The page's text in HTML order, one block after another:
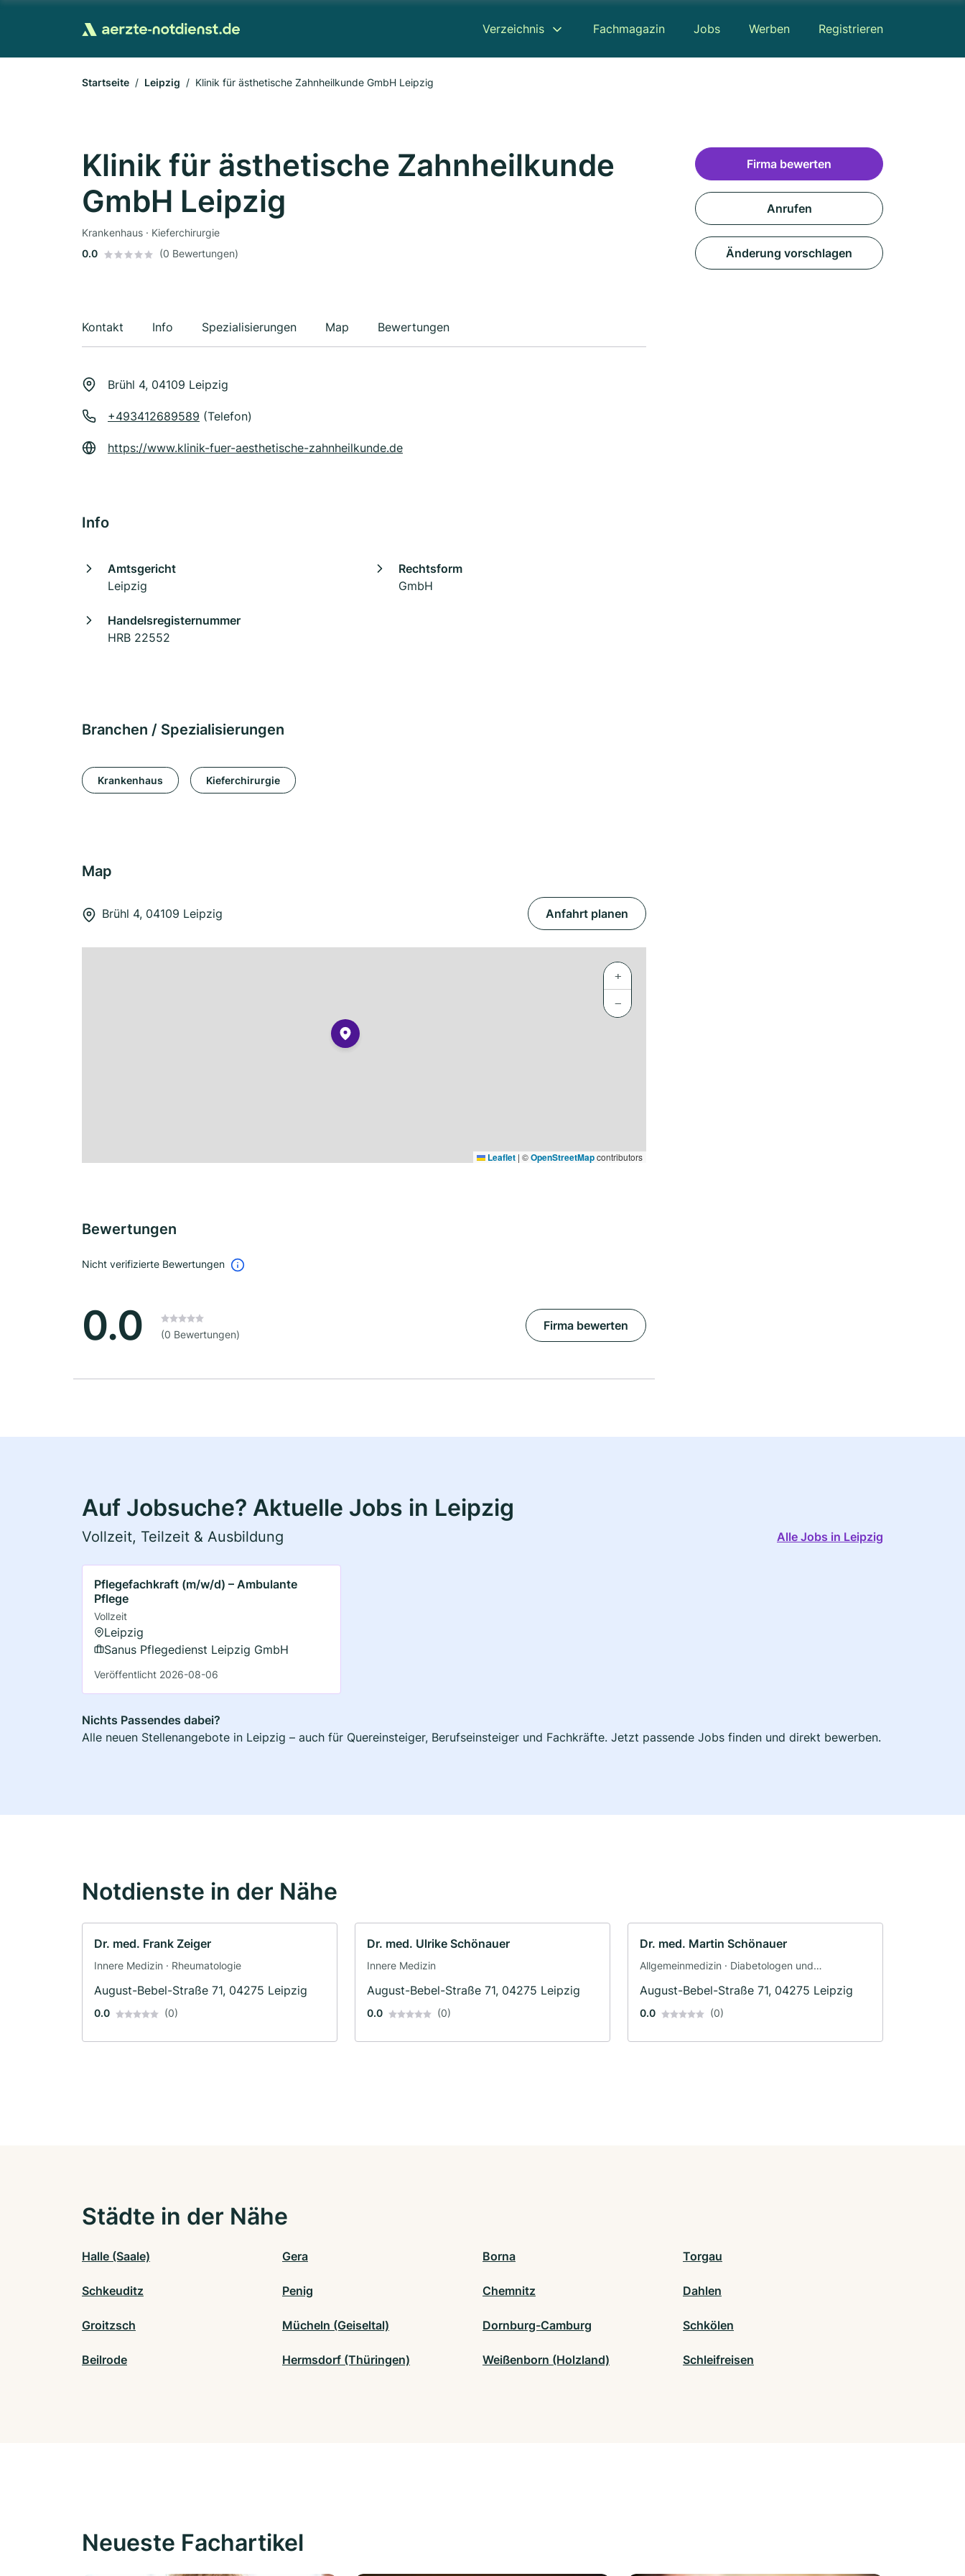
Verzeichnis Fachmagazin Jobs Werben Registrieren
Startseite Leipzig Klinik für ästhetische Zahnheilkunde GmbH Leipzig
Klinik für ästhetische Zahnheilkunde
GmbH Leipzig
Krankenhaus · Kieferchirurgie
0.0
(0 Bewertungen)
Kontakt Info Spezialisierungen Map Bewertungen
Brühl 4, 04109 Leipzig
+493412689589 (Telefon)
https://www.klinik-fuer-aesthetische-zahnheilkunde.de
Info
Amtsgericht
Leipzig
Rechtsform
GmbH
Handelsregisternummer
HRB 22552
Branchen / Spezialisierungen
Krankenhaus Kieferchirurgie
Map
Brühl 4, 04109 Leipzig Anfahrt planen
+
−
Leaflet | ©OpenStreetMapcontributors
Bewertungen
Nicht verifizierte Bewertungen
0.0 (0 Bewertungen)
Firma bewerten
Firma bewerten
Anrufen
Änderung vorschlagen
Auf Jobsuche? Aktuelle Jobs in Leipzig
Vollzeit, Teilzeit & Ausbildung Alle Jobs in Leipzig
Pflegefachkraft (m/w/d) – Ambulante
Pflege
Vollzeit
Leipzig
Sanus Pflegedienst Leipzig GmbH
Veröffentlicht 2026-08-06
Nichts Passendes dabei?
Alle neuen Stellenangebote in Leipzig – auch für Quereinsteiger, Berufseinsteiger und Fachkräfte. Jetzt passende Jobs finden und direkt bewerben.
Notdienste in der Nähe
Dr. med. Frank Zeiger
Innere Medizin · Rheumatologie
August-Bebel-Straße 71, 04275 Leipzig
0.0 (0)
Dr. med. Ulrike Schönauer
Innere Medizin
August-Bebel-Straße 71, 04275 Leipzig
0.0 (0)
Dr. med. Martin Schönauer
Allgemeinmedizin · Diabetologen und
August-Bebel-Straße 71, 04275 Leipzig
0.0 (0)
Städte in der Nähe
Halle (Saale) Gera Borna Torgau
Schkeuditz Penig Chemnitz Dahlen
Groitzsch Mücheln (Geiseltal) Dornburg-Camburg Schkölen
Beilrode Hermsdorf (Thüringen) Weißenborn (Holzland) Schleifreisen
Neueste Fachartikel